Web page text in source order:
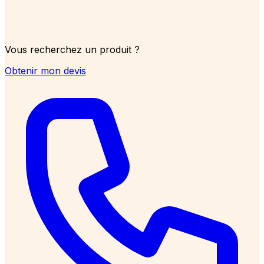
Vous recherchez un produit ?
Obtenir mon devis